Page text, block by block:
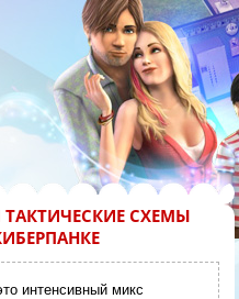
СХЕМЫ
интенсивный микс